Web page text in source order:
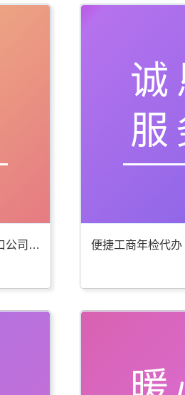
贴心工商注册公司 旅顺口公司注册服务好
诚
服